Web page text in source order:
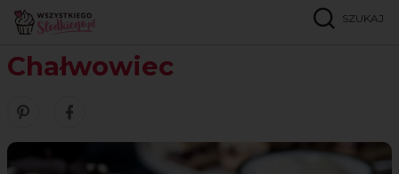
SZUKAJ
Strona główna Chałwowiec
Chałwowiec
Zobacz nasze piny w serwisie Pinterest
Udostępnij ten przepis w serwisie Facebook